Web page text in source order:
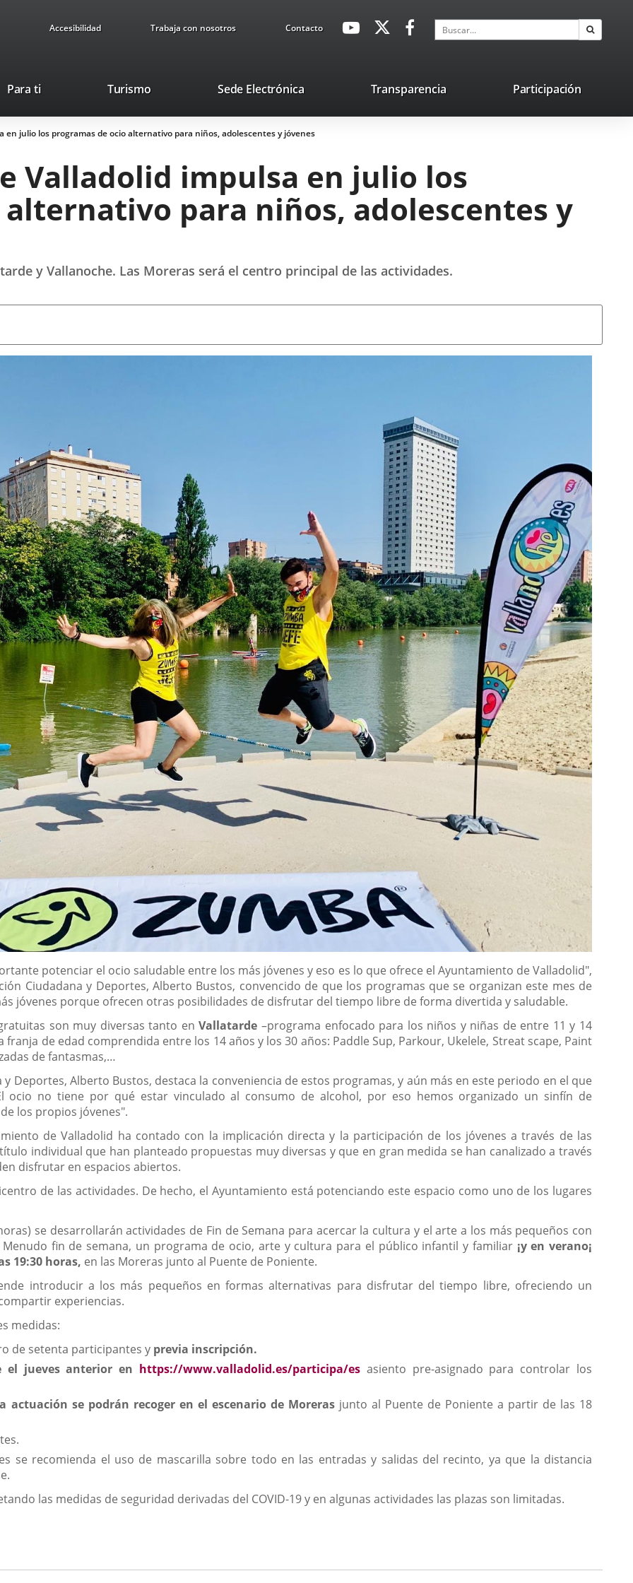
Accesibilidad Trabaja con nosotros ContactoavaHeaderSocial
Enlace
externa.
Enlace
aplicación
externa.
Enlace
aplicación
externa.
Buscar
Para ti TurismoEste
se
abrirá
una
ventana
Sede ElectrónicaEnlace
una
aplicación
Transparencia Participación
en julio los programas de ocio alternativo para niños, adolescentes y jóvenes
Valladolid impulsa en julio los
para niños, adolescentes y
y Vallanoche. Las Moreras será el centro principal de las actividades.
potenciar el ocio saludable entre los más jóvenes y eso es lo que ofrece el Ayuntamiento de Valladolid",
Ciudadana y Deportes, Alberto Bustos, convencido de que los programas que se organizan este mes de
jóvenes porque ofrecen otras posibilidades de disfrutar del tiempo libre de forma divertida y saludable.
son muy diversas tanto enVallatarde –programa enfocado para los niños y niñas de entre 11 y 14
franja de edad comprendida entre los 14 años y los 30 años: Paddle Sup, Parkour, Ukelele, Streat scape, Paint
de fantasmas,…
Deportes, Alberto Bustos, destaca la conveniencia de estos programas, y aún más en este periodo en el que
ocio no tiene por qué estar vinculado al consumo de alcohol, por eso hemos organizado un sinfín de
los propios jóvenes".
de Valladolid ha contado con la implicación directa y la participación de los jóvenes a través de las
individual que han planteado propuestas muy diversas y que en gran medida se han canalizado a través
disfrutar en espacios abiertos.
de las actividades. De hecho, el Ayuntamiento está potenciando este espacio como uno de los lugares
se desarrollarán actividades de Fin de Semana para acercar la cultura y el arte a los más pequeños con
fin de semana, un programa de ocio, arte y cultura para el público infantil y familiar ¡y en verano¡
19:30 horas, en las Moreras junto al Puente de Poniente.
introducir a los más pequeños en formas alternativas para disfrutar del tiempo libre, ofreciendo un
experiencias.
medidas:
de setenta participantes y previa inscripción.
el jueves anterior en https://www.valladolid.es/participa/es asiento pre-asignado para controlar los
actuación se podrán recoger en el escenario de Morerasjunto al Puente de Poniente a partir de las 18
se recomienda el uso de mascarilla sobre todo en las entradas y salidas del recinto, ya que la distancia
las medidas de seguridad derivadas del COVID-19 y en algunas actividades las plazas son limitadas.